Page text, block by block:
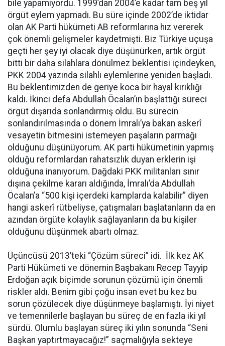
bile yapamıyordu. 1999’dan 2004’e kadar tam beş yıl
örgüt eylem yapmadı. Bu süre içinde 2002’de iktidar
olan AK Parti hükümeti AB reformlarına hız vererek
çok önemli gelişmeler kaydetmişti. Biz Türkiye uçuşa
geçti her şey iyi olacak diye düşünürken, artık örgüt
bitti bir daha silahlara dönülmez beklentisi içindeyken,
PKK 2004 yazında silahlı eylemlerine yeniden başladı.
Bu beklentimizden de geriye koca bir hayal kırıklığı
kaldı. İkinci defa Abdullah Öcalan’ın başlattığı süreci
örgüt dışarıda sonlandırmış oldu. Bu sürecin
sonlandırılmasında o dönem İmralı’ya bakan askerî
vesayetin bitmesini istemeyen paşaların parmağı
olduğunu düşünüyorum. AK parti hükümetinin yapmış
olduğu reformlardan rahatsızlık duyan erklerin işi
olduğuna inanıyorum. Dağdaki PKK militanları sınır
dışına çekilme kararı aldığında, İmralı’da Abdullah
Öcalan’a “500 kişi içerdeki kamplarda kalabilir” diyen
hangi askerî rütbeliyse, çatışmaları başlatanların da en
azından örgüte kolaylık sağlayanların da bu kişiler
olduğunu düşünmek abartı olmaz.
Üçüncüsü 2013’teki “Çözüm süreci” idi. İlk kez AK
Parti Hükümeti ve dönemin Başbakanı Recep Tayyip
Erdoğan açık biçimde sorunun çözümü için önemli
riskler aldı. Benim gibi çoğu insan evet bu kez bu
sorun çözülecek diye düşünmeye başlamıştı. İyi niyet
ve temennilerle başlayan bu süreç de en fazla iki yıl
sürdü. Olumlu başlayan süreç iki yılın sonunda “Seni
Başkan yaptırtmayacağız!” saçmalığıyla sekteye